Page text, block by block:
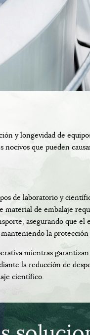
y longevidad de
que pueden
de laboratorio y
material de embalaje
asegurando que el
la
mientras
la reducción de
científico.